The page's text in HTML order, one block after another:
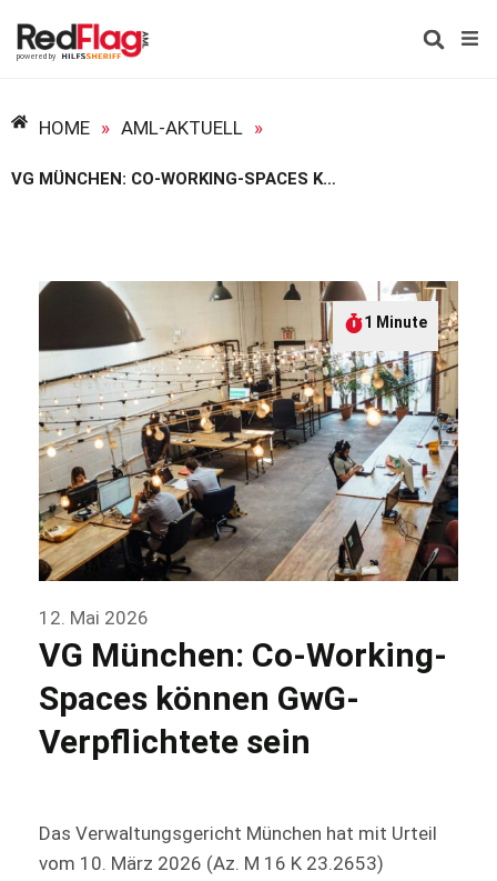
HOME » AML-AKTUELL »
VG MÜNCHEN: CO-WORKING-SPACES KÖNNEN GWG-VERPFLICHTETE SEIN
12. Mai 2026
VG München: Co-Working-
Spaces können GwG-
Verpflichtete sein
1 Minute
Das Verwaltungsgericht München hat mit Urteil
vom 10. März 2026 (Az. M 16 K 23.2653)